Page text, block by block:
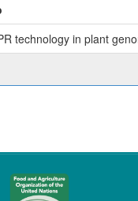
technology in plant